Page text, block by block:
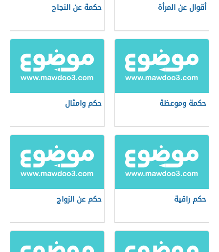
أقوال عن المرأة حكمة عن النجاح
حكمة وموعظة حكم وامثال
حكم راقية حكم عن الزواج